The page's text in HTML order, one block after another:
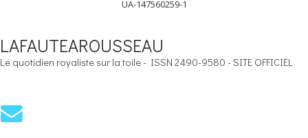
UA-147560259-1
LAFAUTEAROUSSEAU
Le quotidien royaliste sur la toile - ISSN 2490-9580 - SITE OFFICIEL